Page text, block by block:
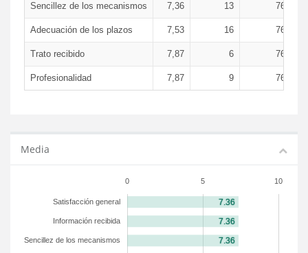
Sencillez de los mecanismos 7,36 13 76,05 %
Adecuación de los plazos 7,53 16 76,05 %
Trato recibido 7,87 6 76,05 %
Profesionalidad 7,87 9 76,05 %
Media
0 5 10
Satisfacción general
Información recibida
Sencillez de los mecanismos